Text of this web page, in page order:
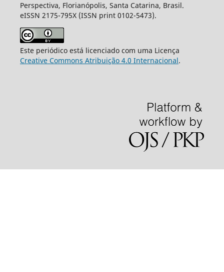
Perspectiva, Florianópolis, Santa Catarina, Brasil.
eISSN 2175-795X (ISSN print 0102-5473).
Este periódico está licenciado com uma Licença
Creative Commons Atribuição 4.0 Internacional.